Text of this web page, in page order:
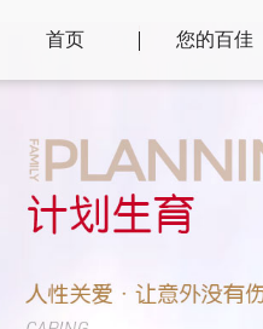
首页 您的百佳